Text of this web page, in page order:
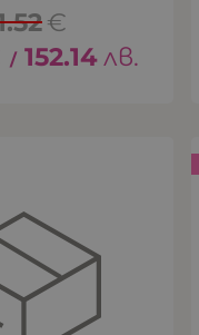
€
/ 152.14лв.